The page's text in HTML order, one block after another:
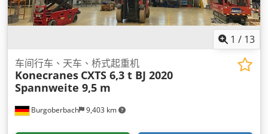
1 / 13
Burgoberbach 9,403 km
车间行车、天车、桥式起重机
Konecranes CXTS 6,3 t BJ 2020
Spannweite 9,5 m